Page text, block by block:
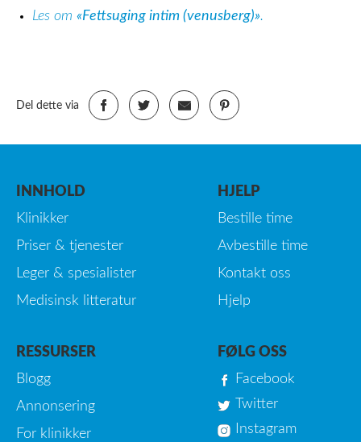
Les om «Fettsuging intim (venusberg)».
Del dette via
INNHOLD
Klinikker
Priser & tjenester
Leger & spesialister
Medisinsk litteratur
HJELP
Bestille time
Avbestille time
Kontakt oss
Hjelp
RESSURSER
Blogg
Annonsering
For klinikker
FØLG OSS
Facebook
Twitter
Instagram